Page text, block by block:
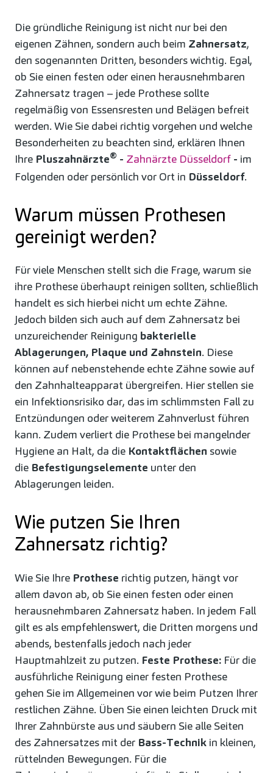
Die gründliche Reinigung ist nicht nur bei den
eigenen Zähnen, sondern auch beim Zahnersatz,
den sogenannten Dritten, besonders wichtig. Egal,
ob Sie einen festen oder einen herausnehmbaren
Zahnersatz tragen – jede Prothese sollte
regelmäßig von Essensresten und Belägen befreit
werden. Wie Sie dabei richtig vorgehen und welche
Besonderheiten zu beachten sind, erklären Ihnen
Ihre Pluszahnärzte® - Zahnärzte Düsseldorf - im
Folgenden oder persönlich vor Ort in Düsseldorf.
Warum müssen Prothesen
gereinigt werden?
Für viele Menschen stellt sich die Frage, warum sie
ihre Prothese überhaupt reinigen sollten, schließlich
handelt es sich hierbei nicht um echte Zähne.
Jedoch bilden sich auch auf dem Zahnersatz bei
unzureichender Reinigung bakterielle
Ablagerungen, Plaque und Zahnstein. Diese
können auf nebenstehende echte Zähne sowie auf
den Zahnhalteapparat übergreifen. Hier stellen sie
ein Infektionsrisiko dar, das im schlimmsten Fall zu
Entzündungen oder weiterem Zahnverlust führen
kann. Zudem verliert die Prothese bei mangelnder
Hygiene an Halt, da die Kontaktflächen sowie
die Befestigungselemente unter den
Ablagerungen leiden.
Wie putzen Sie Ihren
Zahnersatz richtig?
Wie Sie Ihre Prothese richtig putzen, hängt vor
allem davon ab, ob Sie einen festen oder einen
herausnehmbaren Zahnersatz haben. In jedem Fall
gilt es als empfehlenswert, die Dritten morgens und
abends, bestenfalls jedoch nach jeder
Hauptmahlzeit zu putzen. Feste Prothese: Für die
ausführliche Reinigung einer festen Prothese
gehen Sie im Allgemeinen vor wie beim Putzen Ihrer
restlichen Zähne. Üben Sie einen leichten Druck mit
Ihrer Zahnbürste aus und säubern Sie alle Seiten
des Zahnersatzes mit der Bass-Technik in kleinen,
rüttelnden Bewegungen. Für die